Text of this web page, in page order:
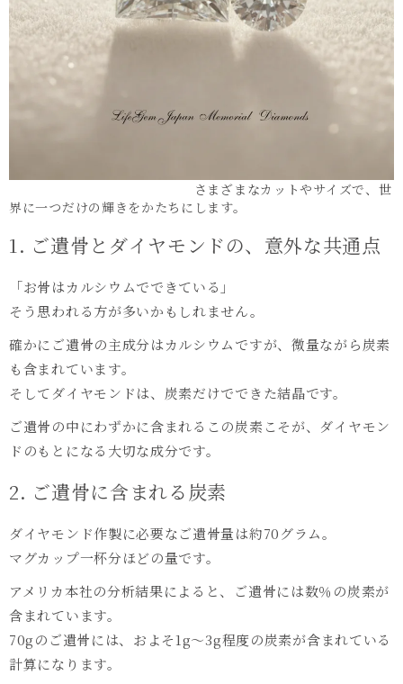
さまざまなカットやサイズで、世
界に一つだけの輝きをかたちにします。
1. ご遺骨とダイヤモンドの、意外な共通点
「お骨はカルシウムでできている」
そう思われる方が多いかもしれません。
確かにご遺骨の主成分はカルシウムですが、微量ながら炭素
も含まれています。
そしてダイヤモンドは、炭素だけでできた結晶です。
ご遺骨の中にわずかに含まれるこの炭素こそが、ダイヤモン
ドのもとになる大切な成分です。
2. ご遺骨に含まれる炭素
ダイヤモンド作製に必要なご遺骨量は約70グラム。
マグカップ一杯分ほどの量です。
アメリカ本社の分析結果によると、ご遺骨には数％の炭素が
含まれています。
70gのご遺骨には、およそ1g〜3g程度の炭素が含まれている
計算になります。